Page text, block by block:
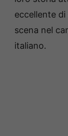
eccellente
scena nel
italiano.